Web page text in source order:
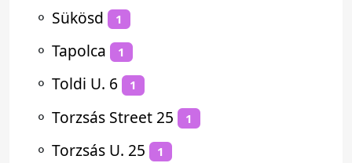
⚬ Sükösd 1
⚬ Tapolca 1
⚬ Toldi U. 6 1
⚬ Torzsás Street 25 1
⚬ Torzsás U. 25 1